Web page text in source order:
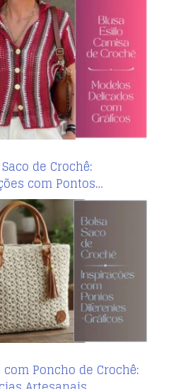
de Crochê:
com Pontos…
com Poncho de Crochê: